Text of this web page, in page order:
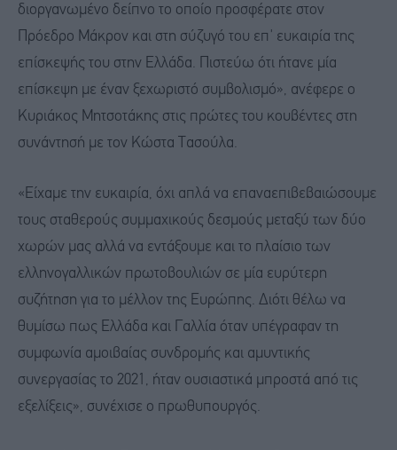
διοργανωμένο δείπνο το οποίο προσφέρατε στον
Πρόεδρο Μάκρον και στη σύζυγό του επ' ευκαιρία της
επίσκεψής του στην Ελλάδα. Πιστεύω ότι ήτανε μία
επίσκεψη με έναν ξεχωριστό συμβολισμό», ανέφερε ο
Κυριάκος Μητσοτάκης στις πρώτες του κουβέντες στη
συνάντησή με τον Κώστα Τασούλα.
«Είχαμε την ευκαιρία, όχι απλά να επαναεπιβεβαιώσουμε
τους σταθερούς συμμαχικούς δεσμούς μεταξύ των δύο
χωρών μας αλλά να εντάξουμε και το πλαίσιο των
ελληνογαλλικών πρωτοβουλιών σε μία ευρύτερη
συζήτηση για το μέλλον της Ευρώπης. Διότι θέλω να
θυμίσω πως Ελλάδα και Γαλλία όταν υπέγραφαν τη
συμφωνία αμοιβαίας συνδρομής και αμυντικής
συνεργασίας το 2021, ήταν ουσιαστικά μπροστά από τις
εξελίξεις», συνέχισε ο πρωθυπουργός.